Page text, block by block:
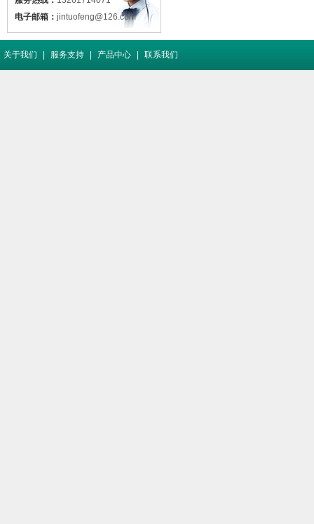
电子邮箱： jintuofeng@126.com
关于我们 服务支持 产品中心 联系我们